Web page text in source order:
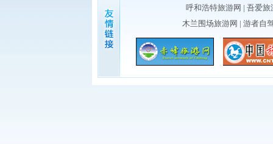
呼和浩特旅游网 | 吾爱旅
木兰围场旅游网 | 游者自